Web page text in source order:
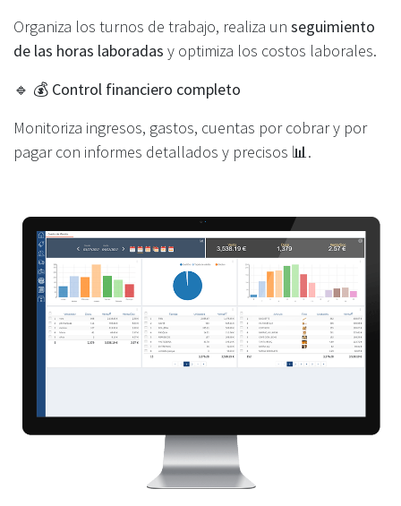
Organiza los turnos de trabajo, realiza un seguimiento
de las horas laboradas y optimiza los costos laborales.
🔹 💰 Control financiero completo
Monitoriza ingresos, gastos, cuentas por cobrar y por
pagar con informes detallados y precisos 📊.